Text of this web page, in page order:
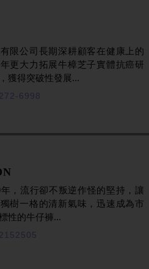
限公司長期深耕顧客在健康上的
更大力拓展牛樟芝子實體抗癌研
獲得突破性發展...
6998
年，流行卻不叛逆作怪的堅持，讓
樹一格的清新氣味，迅速成為市
性的牛仔褲...